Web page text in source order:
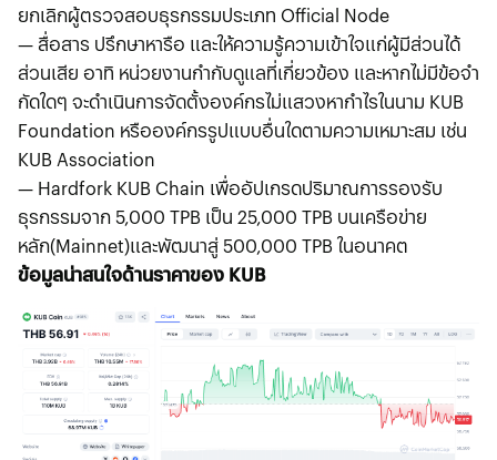
ยกเลิกผู้ตรวจสอบธุรกรรมประเภท Official Node
— สื่อสาร ปรึกษาหารือ และให้ความรู้ความเข้าใจแก่ผู้มีส่วนได้
ส่วนเสีย อาทิ หน่วยงานกำกับดูแลที่เกี่ยวข้อง และหากไม่มีข้อจำ
กัดใดๆ จะดำเนินการจัดตั้งองค์กรไม่แสวงหากำไรในนาม KUB
Foundation หรือองค์กรรูปแบบอื่นใดตามความเหมาะสม เช่น
KUB Association
— Hardfork KUB Chain เพื่ออัปเกรดปริมาณการรองรับ
ธุรกรรมจาก 5,000 TPB เป็น 25,000 TPB บนเครือข่าย
หลัก(Mainnet)และพัฒนาสู่ 500,000 TPB ในอนาคต
ข้อมูลน่าสนใจด้านราคาของ KUB